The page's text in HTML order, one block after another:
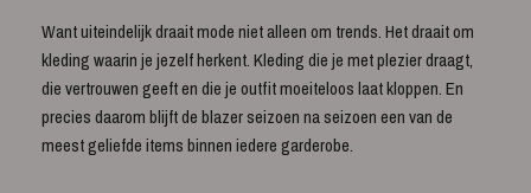
Want uiteindelijk draait mode niet alleen om trends. Het draait om
kleding waarin je jezelf herkent. Kleding die je met plezier draagt,
die vertrouwen geeft en die je outfit moeiteloos laat kloppen. En
precies daarom blijft de blazer seizoen na seizoen een van de
meest geliefde items binnen iedere garderobe.